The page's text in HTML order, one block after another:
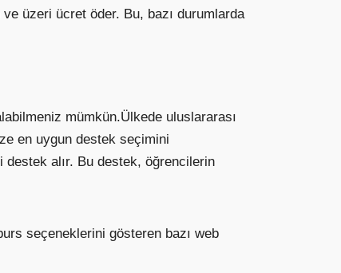
üzeri ücret öder. Bu, bazı durumlarda
mümkün.Ülkede uluslararası
en uygun destek seçimini
destek alır. Bu destek, öğrencilerin
seçeneklerini gösteren bazı web